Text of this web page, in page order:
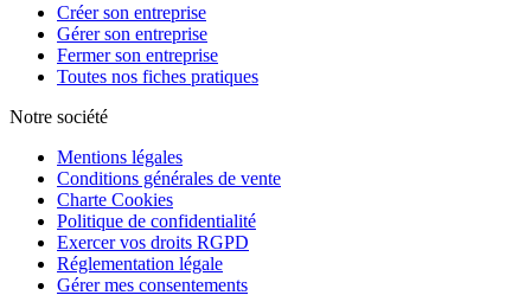
Créer son entreprise
Gérer son entreprise
Fermer son entreprise
Toutes nos fiches pratiques
Notre société
Mentions légales
Conditions générales de vente
Charte Cookies
Politique de confidentialité
Exercer vos droits RGPD
Réglementation légale
Gérer mes consentements